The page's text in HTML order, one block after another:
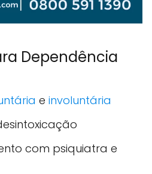
Dependência
e involuntária
com psiquiatra e